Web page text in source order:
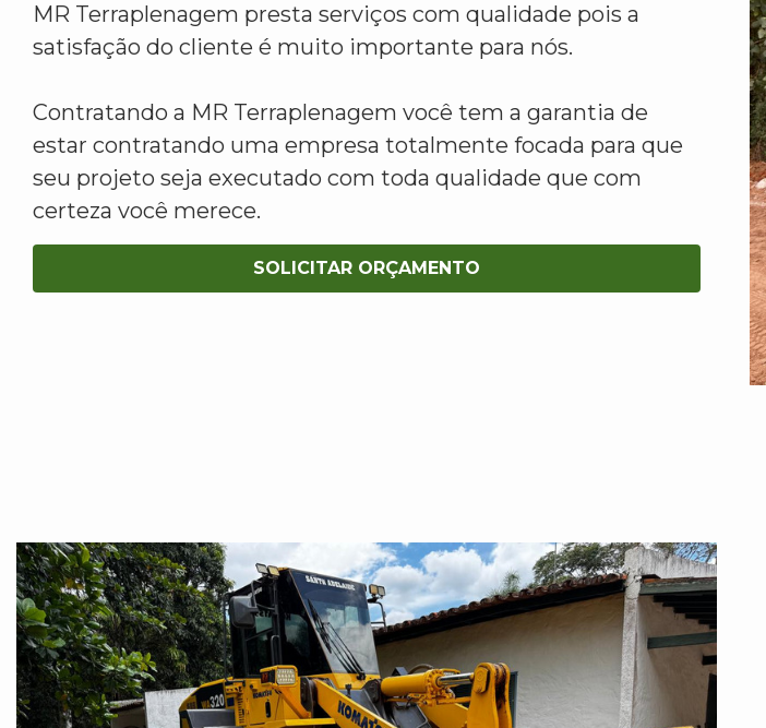
MR Terraplenagem presta serviços com qualidade pois a
satisfação do cliente é muito importante para nós.
Contratando a MR Terraplenagem você tem a garantia de
estar contratando uma empresa totalmente focada para que
seu projeto seja executado com toda qualidade que com
certeza você merece.
SOLICITAR ORÇAMENTO